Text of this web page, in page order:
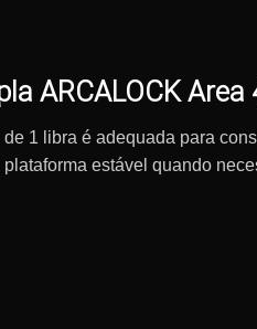
ARCALOCK Area
1 libra é adequada para
estável quando